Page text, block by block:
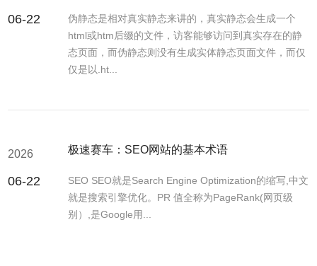
06-22
伪静态是相对真实静态来讲的，真实静态会生成一个
html或htm后缀的文件，访客能够访问到真实存在的静
态页面，而伪静态则没有生成实体静态页面文件，而仅
仅是以.ht...
2026
06-22
极速赛车：SEO网站的基本术语
SEO SEO就是Search Engine Optimization的缩写,中文
就是搜索引擎优化。PR 值全称为PageRank(网页级
别）,是Google用...